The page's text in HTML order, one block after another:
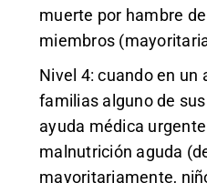
muerte por hambre
miembros
Nivel 4: cuando en un
familias alguno de
ayuda médica
malnutrición aguda
mayoritariamente,